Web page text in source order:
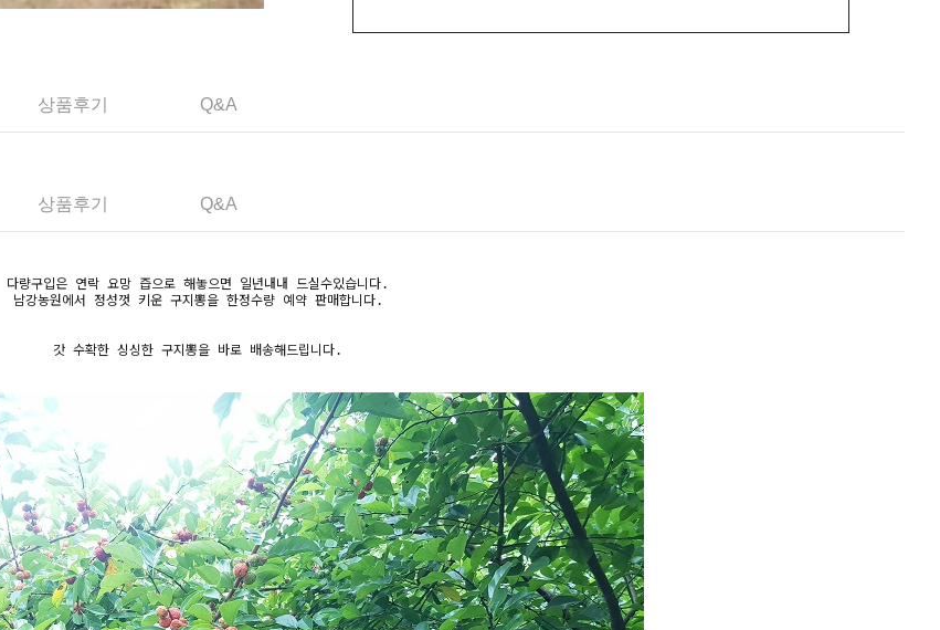
상품후기 Q&A
상품후기 Q&A
다량구입은 연락 요망 즙으로 해놓으면 일년내내 드실수있습니다.
남강농원에서 정성껏 키운 구지뽕을 한정수량 예약 판매합니다.
갓 수확한 싱싱한 구지뽕을 바로 배송해드립니다.